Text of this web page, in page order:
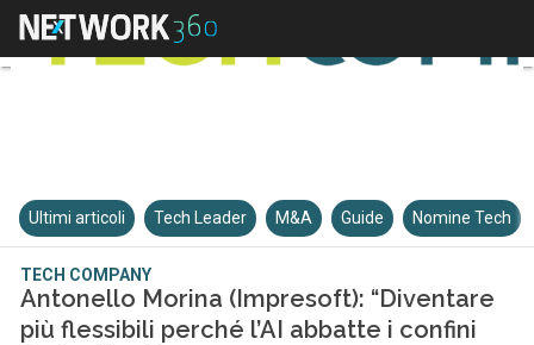
Ultimi articoli Tech Leader M&A Guide Nomine Tech
TECH COMPANY
Antonello Morina (Impresoft): “Diventare
più flessibili perché l’AI abbatte i confini